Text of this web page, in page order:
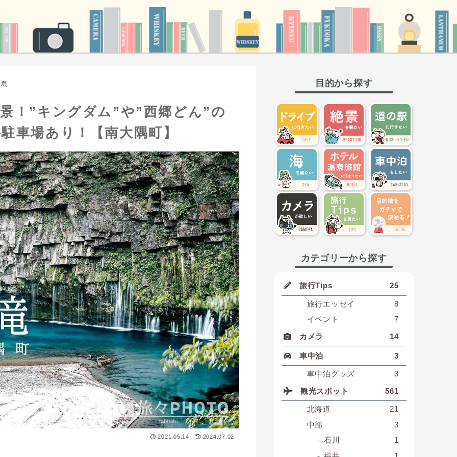
！”キングダム”や”西郷どん”の
車場あり！【南大隅町】
2021.05.14 2024.07.02
目的から探す
カテゴリーから探す
旅行Tips 25
旅行エッセイ
8
イベント
7
カメラ
14
車中泊 3
車中泊グッズ
3
観光スポット
561
北海道
21
中部
3
石川
1